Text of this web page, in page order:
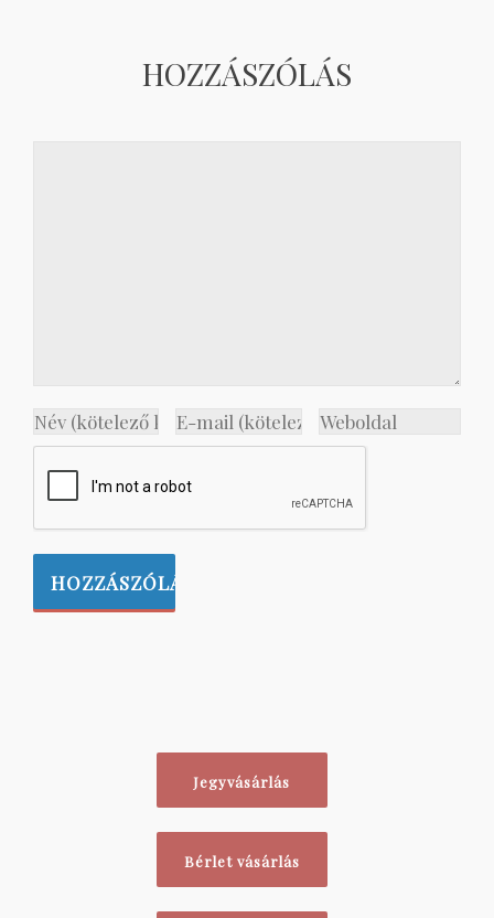
HOZZÁSZÓLÁS
Jegyvásárlás
Bérlet vásárlás